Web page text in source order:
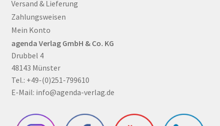
Versand & Lieferung
Zahlungsweisen
Mein Konto
agenda Verlag GmbH & Co. KG
Drubbel 4
48143 Münster
Tel.: +49-(0)251-799610
E-Mail: info@agenda-verlag.de